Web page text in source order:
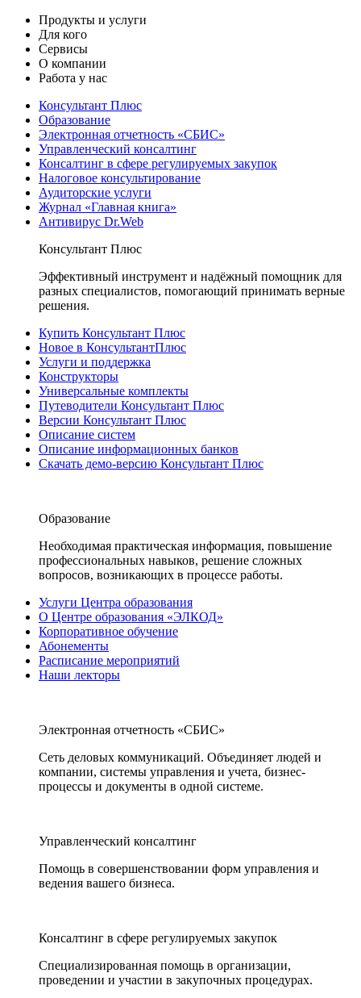
Продукты и услуги
Для кого
Сервисы
О компании
Работа у нас
Консультант Плюс
Образование
Электронная отчетность «СБИС»
Управленческий консалтинг
Консалтинг в сфере регулируемых закупок
Налоговое консультирование
Аудиторские услуги
Журнал «Главная книга»
Антивирус Dr.Web
Консультант Плюс
Эффективный инструмент и надёжный помощник для
разных специалистов, помогающий принимать верные
решения.
Купить Консультант Плюс
Новое в КонсультантПлюс
Услуги и поддержка
Конструкторы
Универсальные комплекты
Путеводители Консультант Плюс
Версии Консультант Плюс
Описание систем
Описание информационных банков
Скачать демо-версию Консультант Плюс
Образование
Необходимая практическая информация, повышение
профессиональных навыков, решение сложных
вопросов, возникающих в процессе работы.
Услуги Центра образования
О Центре образования «ЭЛКОД»
Корпоративное обучение
Абонементы
Расписание мероприятий
Наши лекторы
Электронная отчетность «СБИС»
Сеть деловых коммуникаций. Объединяет людей и
компании, системы управления и учета, бизнес-
процессы и документы в одной системе.
Управленческий консалтинг
Помощь в совершенствовании форм управления и
ведения вашего бизнеса.
Консалтинг в сфере регулируемых закупок
Специализированная помощь в организации,
проведении и участии в закупочных процедурах.